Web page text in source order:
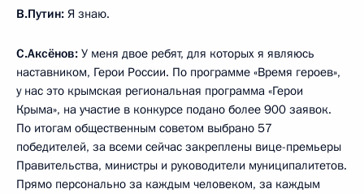
В.Путин: Я знаю.
С.Аксёнов: У меня двое ребят, для которых я являюсь
наставником, Герои России. По программе «Время героев»,
у нас это крымская региональная программа «Герои
Крыма», на участие в конкурсе подано более 900 заявок.
По итогам общественным советом выбрано 57
победителей, за всеми сейчас закреплены вице-премьеры
Правительства, министры и руководители муниципалитетов.
Прямо персонально за каждым человеком, за каждым